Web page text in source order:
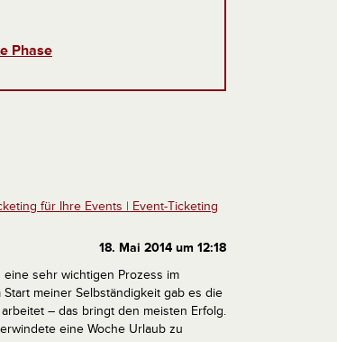
Phase
für Ihre Events | Event-Ticketing
18. Mai 2014 um 12:18
sehr wichtigen Prozess im
Start meiner Selbständigkeit gab es die
– das bringt den meisten Erfolg.
eine Woche Urlaub zu